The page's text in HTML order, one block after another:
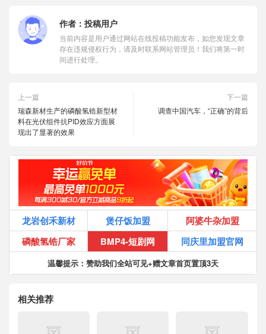
作者： 投稿用户
当前内容是用户通过网站在线投稿功能发布，如您发现文章
存在违规侵权行为，请及时联系网站管理员！我们将第一时
间进行处理。
上一篇
瑞森新材生产的磷酸氢锆新型材
料在光伏组件抗PID效应方面展
现出了显著的效果
下一篇
调查中国汽车，“正确”的背后
龙岩创禾新材 煲仔饭加盟
阿婆牛杂加盟
磷酸氢锆厂家
BMP4-短剧网 同庆里加盟官网
温馨提示：赞助我们全站可见+赠文章首页置顶3天
相关推荐